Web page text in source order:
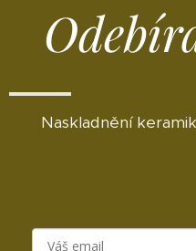
Naskladnění